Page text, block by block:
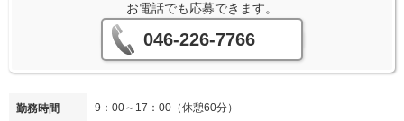
お電話でも応募できます。
046-226-7766
勤務時間 9：00～17：00（休憩60分）